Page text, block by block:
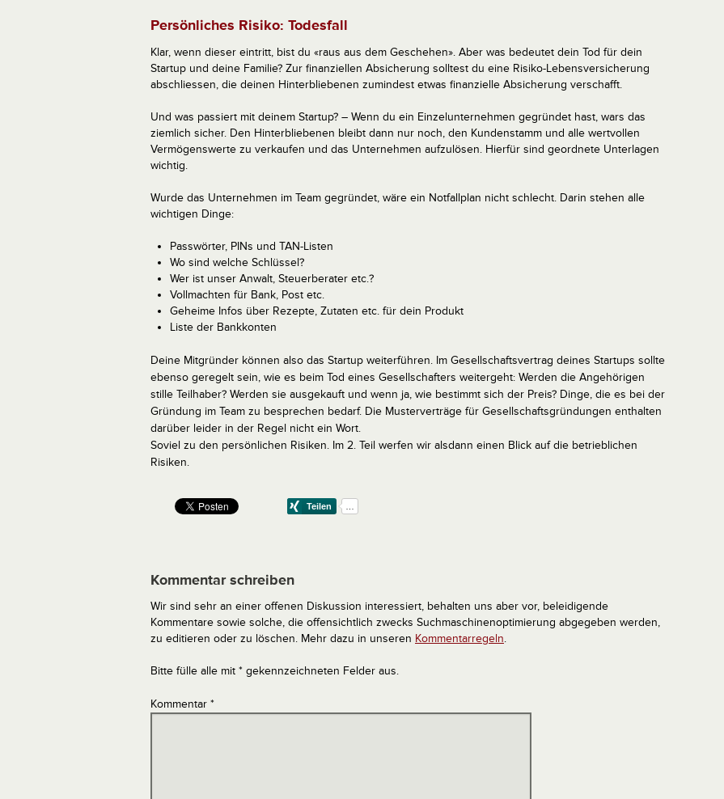
Persönliches Risiko: Todesfall
Klar, wenn dieser eintritt, bist du «raus aus dem Geschehen». Aber was bedeutet dein Tod für dein
Startup und deine Familie? Zur finanziellen Absicherung solltest du eine Risiko-Lebensversicherung
abschliessen, die deinen Hinterbliebenen zumindest etwas finanzielle Absicherung verschafft.
Und was passiert mit deinem Startup? – Wenn du ein Einzelunternehmen gegründet hast, wars das
ziemlich sicher. Den Hinterbliebenen bleibt dann nur noch, den Kundenstamm und alle wertvollen
Vermögenswerte zu verkaufen und das Unternehmen aufzulösen. Hierfür sind geordnete Unterlagen
wichtig.
Wurde das Unternehmen im Team gegründet, wäre ein Notfallplan nicht schlecht. Darin stehen alle
wichtigen Dinge:
Passwörter, PINs und TAN-Listen
Wo sind welche Schlüssel?
Wer ist unser Anwalt, Steuerberater etc.?
Vollmachten für Bank, Post etc.
Geheime Infos über Rezepte, Zutaten etc. für dein Produkt
Liste der Bankkonten
Deine Mitgründer können also das Startup weiterführen. Im Gesellschaftsvertrag deines Startups sollte
ebenso geregelt sein, wie es beim Tod eines Gesellschafters weitergeht: Werden die Angehörigen
stille Teilhaber? Werden sie ausgekauft und wenn ja, wie bestimmt sich der Preis? Dinge, die es bei der
Gründung im Team zu besprechen bedarf. Die Musterverträge für Gesellschaftsgründungen enthalten
darüber leider in der Regel nicht ein Wort.
Soviel zu den persönlichen Risiken. Im 2. Teil werfen wir alsdann einen Blick auf die betrieblichen
Risiken.
Kommentar schreiben
Wir sind sehr an einer offenen Diskussion interessiert, behalten uns aber vor, beleidigende
Kommentare sowie solche, die offensichtlich zwecks Suchmaschinenoptimierung abgegeben werden,
zu editieren oder zu löschen. Mehr dazu in unseren Kommentarregeln.
Bitte fülle alle mit * gekennzeichneten Felder aus.
Kommentar *